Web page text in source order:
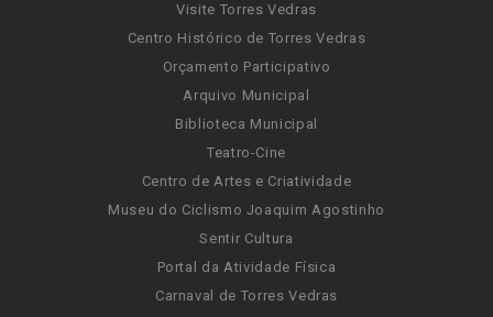
Visite Torres Vedras
Centro Histórico de Torres Vedras
Orçamento Participativo
Arquivo Municipal
Biblioteca Municipal
Teatro-Cine
Centro de Artes e Criatividade
Museu do Ciclismo Joaquim Agostinho
Sentir Cultura
Portal da Atividade Física
Carnaval de Torres Vedras